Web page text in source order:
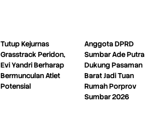
Tutup Kejurnas
Grasstrack Peridon,
Evi Yandri Berharap
Bermunculan Atlet
Potensial
Anggota DPRD
Sumbar Ade Putra
Dukung Pasaman
Barat Jadi Tuan
Rumah Porprov
Sumbar 2026